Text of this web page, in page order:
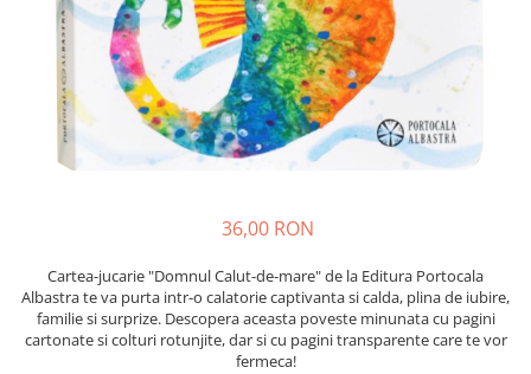
Instrumente muzicale pentru copii
Caruseluri muzicale
Joc de rol
Storytelling
Bucatarii pentru copii
Banc de lucru pentru copii
Bormasina magica
Costum Halloween Copii
Papusi si Bebelusi Reborn
36,00 RON
Cartea-jucarie "Domnul Calut-de-mare" de la Editura Portocala
Albastra te va purta intr-o calatorie captivanta si calda, plina de iubire,
familie si surprize. Descopera aceasta poveste minunata cu pagini
cartonate si colturi rotunjite, dar si cu pagini transparente care te vor
fermeca!